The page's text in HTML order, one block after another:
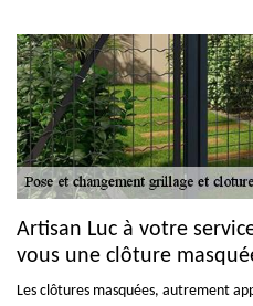
Artisan Luc à votre
vous une clôture
Les clôtures masquées, autrement